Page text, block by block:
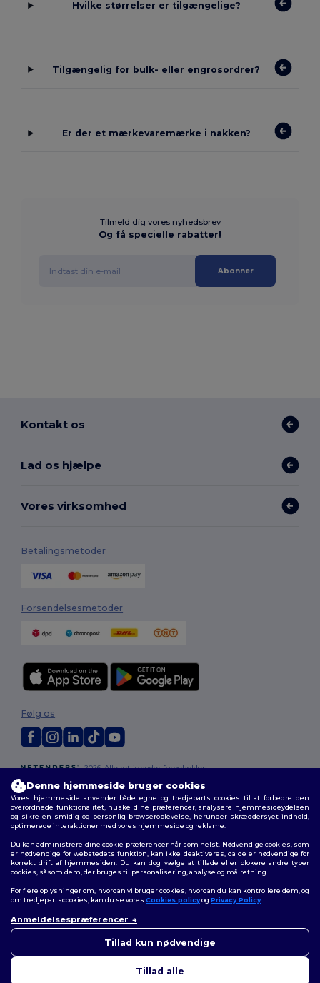
Hvilke størrelser er tilgængelige?
Tilgængelig for bulk- eller engrosordrer?
Er der et mærkevaremærke i nakken?
Tilmeld dig vores nyhedsbrev
Og få specielle rabatter!
Abonner
Kontakt os
Lad os hjælpe
Vores virksomhed
Betalingsmetoder
Forsendelsesmetoder
2026. Alle rettigheder forbeholdes
Vilkår og Betingelser |Tilpasset politik | Fortrolighedspolitik
cookies
Sitemap
Følg os
Denne hjemmeside bruger cookies
Vores hjemmeside anvender både egne og tredjeparts cookies til at forbedre den
overordnede funktionalitet, huske dine præferencer, analysere hjemmesideydelsen
og sikre en smidig og personlig browseroplevelse, herunder skræddersyet indhold,
optimerede interaktioner med vores hjemmeside og reklame.
Du kan administrere dine cookie-præferencer når som helst. Nødvendige cookies, som
er nødvendige for webstedets funktion, kan ikke deaktiveres, da de er nødvendige for
korrekt drift af hjemmesiden. Du kan dog vælge at tillade eller blokere andre typer
cookies, såsom dem, der bruges til personalisering, analyse og målretning.
For flere oplysninger om, hvordan vi bruger cookies, hvordan du kan kontrollere dem, og
om tredjepartscookies, kan du se vores Cookies policyog Privacy Policy.
Anmeldelsespræferencer
Tillad kun nødvendige
Tillad alle
bekymringer, kan du kontakte
er her for at hjælpe.